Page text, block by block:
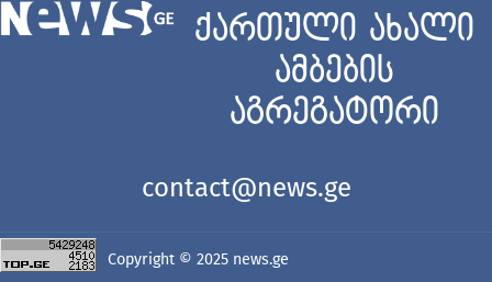
ქართული ახალი
ამბების
აგრეგატორი
contact@news.ge
Copyright © 2025 news.ge